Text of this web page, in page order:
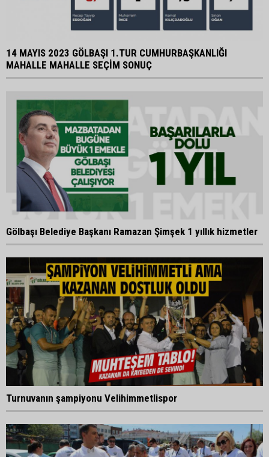
14 MAYIS 2023 GÖLBAŞI 1.TUR CUMHURBAŞKANLIĞI
MAHALLE MAHALLE SEÇİM SONUÇ
Gölbaşı Belediye Başkanı Ramazan Şimşek 1 yıllık hizmetler
Turnuvanın şampiyonu Velihimmetlispor